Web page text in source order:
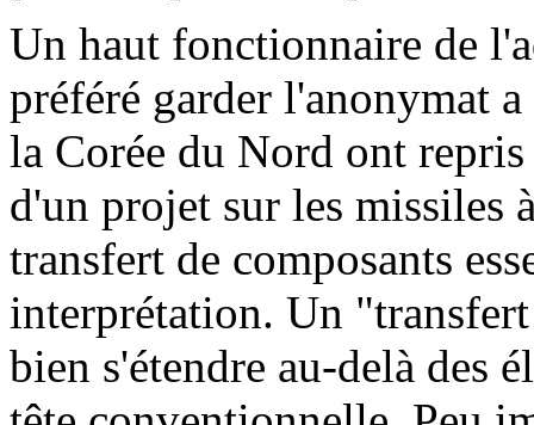
Un haut fonctionnaire de
préféré garder l'anonymat
la Corée du Nord ont
d'un projet sur les missiles
transfert de composants
interprétation. Un
bien s'étendre au-delà des